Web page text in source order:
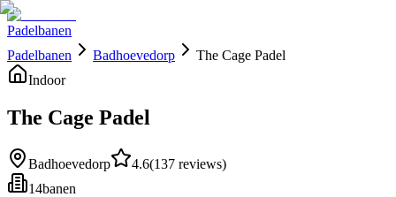
Padelbanen
Padelbanen
Badhoevedorp
The Cage Padel
Indoor
The Cage Padel
Badhoevedorp 4.6(137 reviews)
14banen